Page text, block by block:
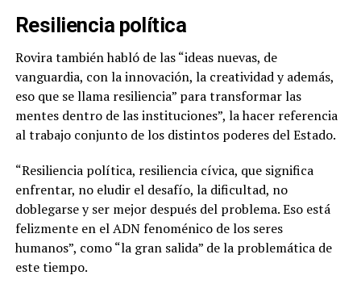
Resiliencia política
Rovira también habló de las “ideas nuevas, de
vanguardia, con la innovación, la creatividad y además,
eso que se llama resiliencia” para transformar las
mentes dentro de las instituciones”, la hacer referencia
al trabajo conjunto de los distintos poderes del Estado.
“Resiliencia política, resiliencia cívica, que significa
enfrentar, no eludir el desafío, la dificultad, no
doblegarse y ser mejor después del problema. Eso está
felizmente en el ADN fenoménico de los seres
humanos”, como “la gran salida” de la problemática de
este tiempo.